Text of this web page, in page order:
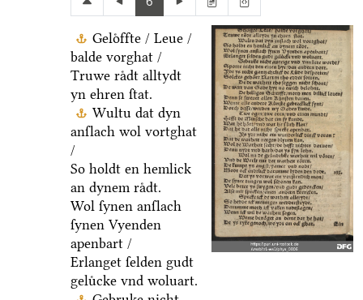
Geloͤffte / Leue /
balde vorghat /
Truwe raͤdt alltydt
yn ehren ſtat.
Wultu dat dyn
anſlach wol vortghat
/
So holdt en hemlick
an dynem raͤdt.
Wol ſynen anſlach
ſynen Vyenden
apenbart /
Erlanget ſelden gudt
geluͤcke vnd woluart.